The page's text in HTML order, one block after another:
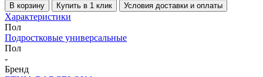
В корзину Купить в 1 клик Условия доставки и оплаты
Характеристики
Пол
Подростковые универсальные
Пол
-
Бренд